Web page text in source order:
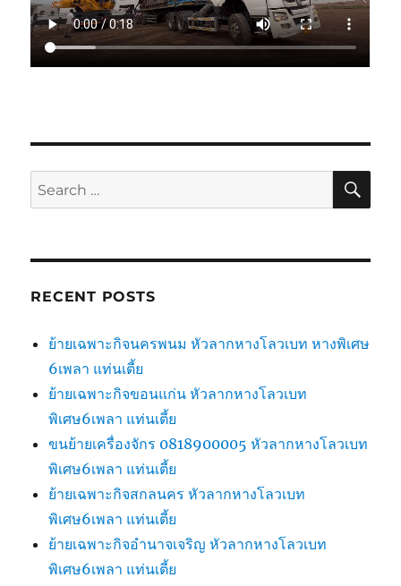
Search
for:
RECENT POSTS
ย้ายเฉพาะกิจนครพนม หัวลากหางโลวเบท หางพิเศษ
6เพลา แท่นเตี้ย
ย้ายเฉพาะกิจขอนแก่น หัวลากหางโลวเบท
พิเศษ6เพลา แท่นเตี้ย
ขนย้ายเครื่องจักร 0818900005 หัวลากหางโลวเบท
พิเศษ6เพลา แท่นเตี้ย
ย้ายเฉพาะกิจสกลนคร หัวลากหางโลวเบท
พิเศษ6เพลา แท่นเตี้ย
ย้ายเฉพาะกิจอำนาจเจริญ หัวลากหางโลวเบท
พิเศษ6เพลา แท่นเตี้ย